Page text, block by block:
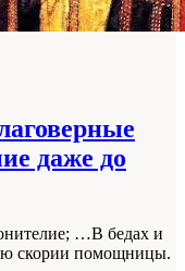
даже до
…В бедах и
скории помощницы.